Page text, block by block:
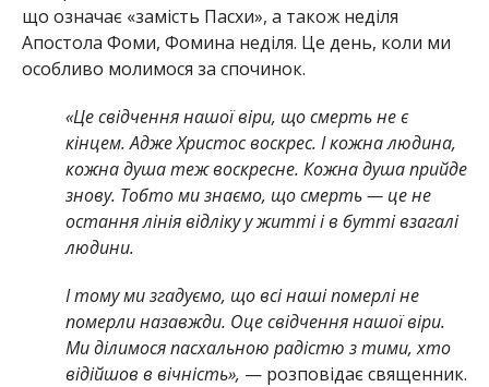
що означає «замість Пасхи», а також неділя
Апостола Фоми, Фомина неділя. Це день, коли ми
особливо молимося за спочинок.
«Це свідчення нашої віри, що смерть не є
кінцем. Адже Христос воскрес. І кожна людина,
кожна душа теж воскресне. Кожна душа прийде
знову. Тобто ми знаємо, що смерть — це не
остання лінія відліку у житті і в бутті взагалі
людини.
І тому ми згадуємо, що всі наші померлі не
померли назавжди. Оце свідчення нашої віри.
Ми ділимося пасхальною радістю з тими, хто
відійшов в вічність», — розповідає священник.